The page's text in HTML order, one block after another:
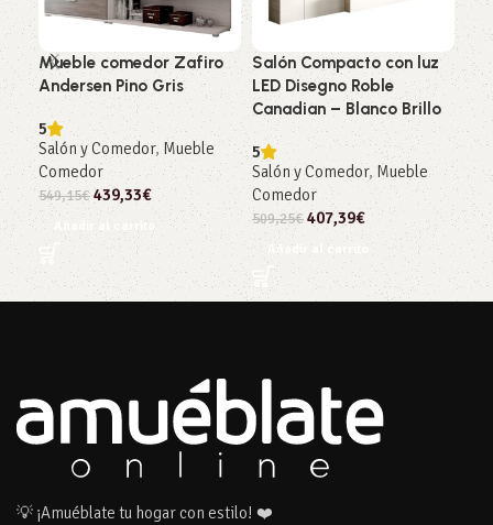
Mueble comedor Zafiro
Andersen Pino Gris
5
Salón y Comedor, Mueble
Comedor
549,15€439,33€
Añadir al carrito
Salón Compacto con luz
LED Disegno Roble
Canadian – Blanco Brillo
5
Salón y Comedor,Mueble
Comedor
509,25€407,39€
Añadir al carrito
4.5
💡 ¡Amuéblate tu hogar con estilo! ❤️